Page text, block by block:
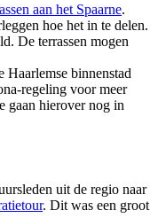
aan het Spaarne.
hoe het in te delen.
De terrassen mogen
Haarlemse binnenstad
regeling voor meer
gaan hierover nog in
uit de regio naar
. Dit was een groot